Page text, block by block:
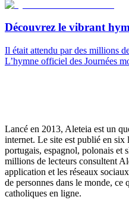
Découvrez le vibrant
Il était attendu par des millions
L’hymne officiel des Journées
Lancé en 2013, Aleteia est un
internet. Le site est publié en six
portugais, espagnol, polonais et
millions de lecteurs consultent
application et les réseaux
de personnes dans le monde, ce
catholiques en ligne.